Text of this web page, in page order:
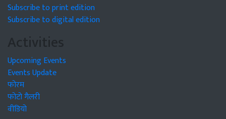
Subscribe to print edition
Subscribe to digital edition
Activities
Upcoming Events
Events Update
फोरम
फोटो गैलरी
वीडियो